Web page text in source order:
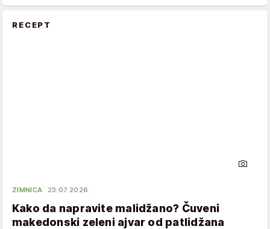
RECEPT
ZIMNICA 23.07.2026.
Kako da napravite malidžano? Čuveni
makedonski zeleni ajvar od patlidžana